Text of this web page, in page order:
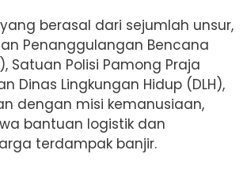
berasal dari sejumlah unsur,
Penanggulangan Bencana
Satuan Polisi Pamong Praja
Dinas Lingkungan Hidup (DLH),
dengan misi kemanusiaan,
bantuan logistik dan
terdampak banjir.